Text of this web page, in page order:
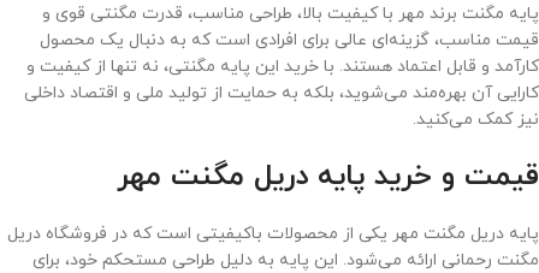
پایه مگنت برند مهر با کیفیت بالا، طراحی مناسب، قدرت مگنتی قوی و
قیمت مناسب، گزینه‌ای عالی برای افرادی است که به دنبال یک محصول
کارآمد و قابل اعتماد هستند. با خرید این پایه مگنتی، نه تنها از کیفیت و
کارایی آن بهره‌مند می‌شوید، بلکه به حمایت از تولید ملی و اقتصاد داخلی
نیز کمک می‌کنید.
قیمت و خرید پایه دریل مگنت مهر
پایه دریل مگنت مهر یکی از محصولات باکیفیتی است که در فروشگاه دریل
مگنت رحمانی ارائه می‌شود. این پایه به دلیل طراحی مستحکم خود، برای